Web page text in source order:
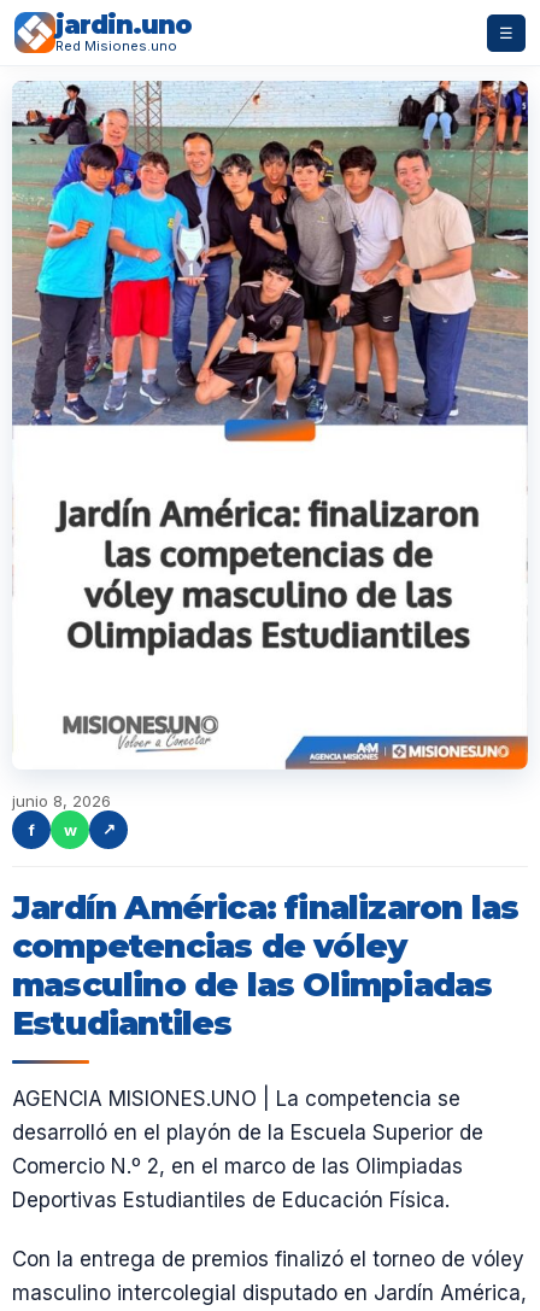
jardin.uno
Red Misiones.uno
☰
junio 8, 2026
f
w ↗
Jardín América: finalizaron las
competencias de vóley
masculino de las Olimpiadas
Estudiantiles
AGENCIA MISIONES.UNO | La competencia se
desarrolló en el playón de la Escuela Superior de
Comercio N.º 2, en el marco de las Olimpiadas
Deportivas Estudiantiles de Educación Física.
Con la entrega de premios finalizó el torneo de vóley
masculino intercolegial disputado en Jardín América,